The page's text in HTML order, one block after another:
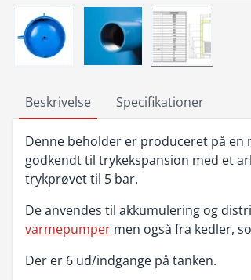
Beskrivelse Specifikationer
Denne beholder er produceret på en
godkendt til trykekspansion med et
trykprøvet til 5 bar.
De anvendes til akkumulering og
varmepumper men også fra kedler,
Der er 6 ud/indgange på tanken.